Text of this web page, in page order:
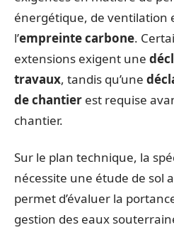
énergétique, de ventilation
l’empreinte carbone.
extensions exigent une
travaux, tandis qu’une
de chantier est requise
chantier.
Sur le plan technique, la
nécessite une étude de sol
permet d’évaluer la
gestion des eaux